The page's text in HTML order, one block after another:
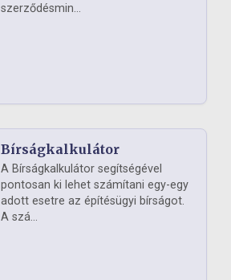
szerződésmin...
Bírságkalkulátor
A Bírságkalkulátor segítségével
pontosan ki lehet számítani egy-egy
adott esetre az építésügyi bírságot.
A szá...